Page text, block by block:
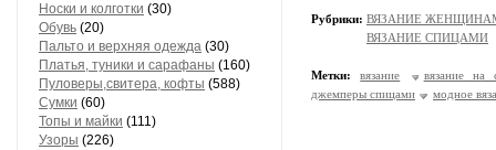
Носки и колготки (30)
Обувь (20)
Пальто и верхняя одежда (30)
Платья, туники и сарафаны (160)
Пуловеры,свитера, кофты (588)
Сумки (60)
Топы и майки (111)
Узоры (226)
Рубрики: ВЯЗАНИЕ ЖЕНЩИНАМ/
ВЯЗАНИЕ СПИЦАМИ
Метки: вязание
вязание на
джемперы спицами
модное